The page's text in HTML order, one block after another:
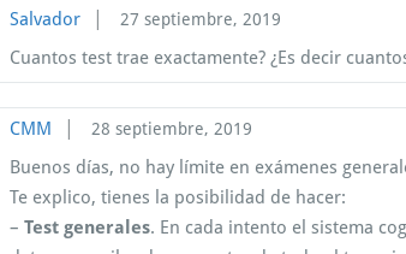
Salvador 27 septiembre, 2019
Cuantos test trae exactamente? ¿Es decir
CMM 28 septiembre, 2019
Buenos días, no hay límite en exámenes
Te explico, tienes la posibilidad de hacer:
– Test generales. En cada intento el sistema